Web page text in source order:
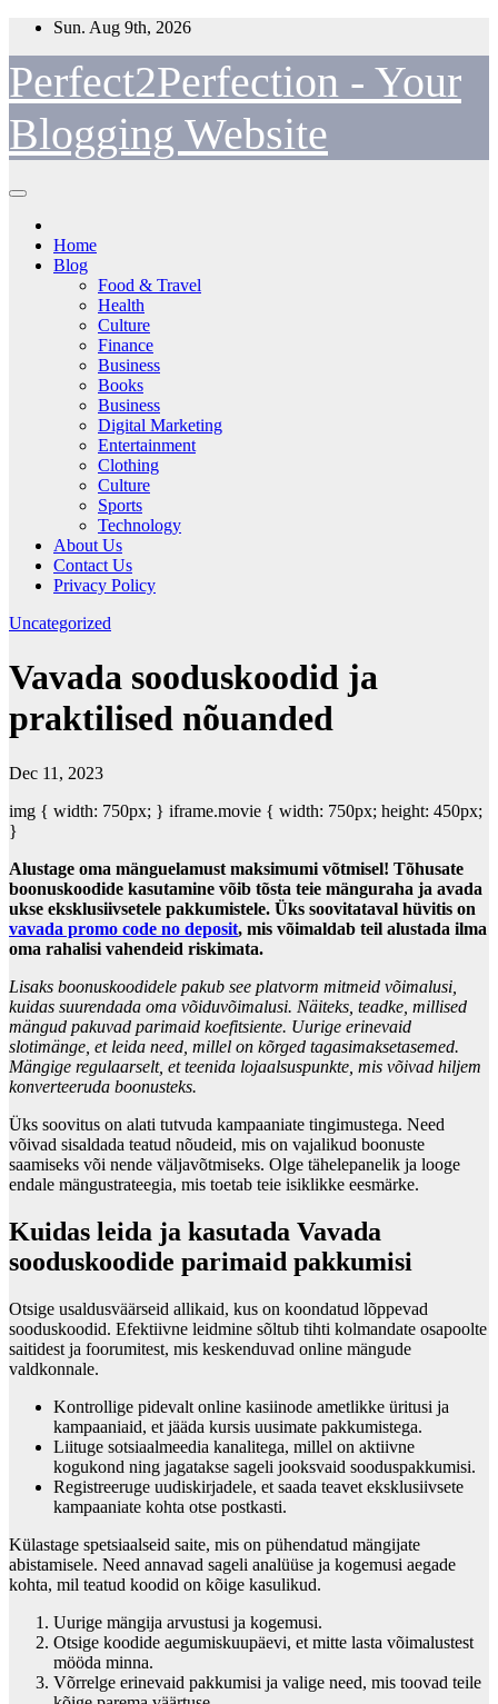
Skip
content
Sun. Aug 9th, 2026
Perfect2Perfection - Your
Blogging Website
Home
Blog
Food & Travel
Health
Culture
Finance
Business
Books
Business
Digital Marketing
Entertainment
Clothing
Culture
Sports
Technology
About Us
Contact Us
Privacy Policy
Uncategorized
Vavada sooduskoodid ja
praktilised nõuanded
Dec 11, 2023
img { width: 750px; } iframe.movie { width: 750px; height: 450px;
}
Alustage oma mänguelamust maksimumi võtmisel! Tõhusate
boonuskoodide kasutamine võib tõsta teie mänguraha ja avada
ukse eksklusiivsetele pakkumistele. Üks soovitataval hüvitis on
vavada promo code no deposit, mis võimaldab teil alustada ilma
oma rahalisi vahendeid riskimata.
Lisaks boonuskoodidele pakub see platvorm mitmeid võimalusi,
kuidas suurendada oma võiduvõimalusi. Näiteks, teadke, millised
mängud pakuvad parimaid koefitsiente. Uurige erinevaid
slotimänge, et leida need, millel on kõrged tagasimaksetasemed.
Mängige regulaarselt, et teenida lojaalsuspunkte, mis võivad hiljem
konverteeruda boonusteks.
Üks soovitus on alati tutvuda kampaaniate tingimustega. Need
võivad sisaldada teatud nõudeid, mis on vajalikud boonuste
saamiseks või nende väljavõtmiseks. Olge tähelepanelik ja looge
endale mängustrateegia, mis toetab teie isiklikke eesmärke.
Kuidas leida ja kasutada Vavada
sooduskoodide parimaid pakkumisi
Otsige usaldusväärseid allikaid, kus on koondatud lõppevad
sooduskoodid. Efektiivne leidmine sõltub tihti kolmandate osapoolte
saitidest ja foorumitest, mis keskenduvad online mängude
valdkonnale.
Kontrollige pidevalt online kasiinode ametlikke üritusi ja
kampaaniaid, et jääda kursis uusimate pakkumistega.
Liituge sotsiaalmeedia kanalitega, millel on aktiivne
kogukond ning jagatakse sageli jooksvaid sooduspakkumisi.
Registreeruge uudiskirjadele, et saada teavet eksklusiivsete
kampaaniate kohta otse postkasti.
Külastage spetsiaalseid saite, mis on pühendatud mängijate
abistamisele. Need annavad sageli analüüse ja kogemusi aegade
kohta, mil teatud koodid on kõige kasulikud.
Uurige mängija arvustusi ja kogemusi.
Otsige koodide aegumiskuupäevi, et mitte lasta võimalustest
mööda minna.
Võrrelge erinevaid pakkumisi ja valige need, mis toovad teile